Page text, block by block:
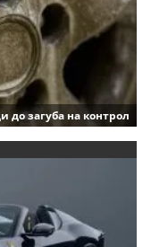
загуба на контрол